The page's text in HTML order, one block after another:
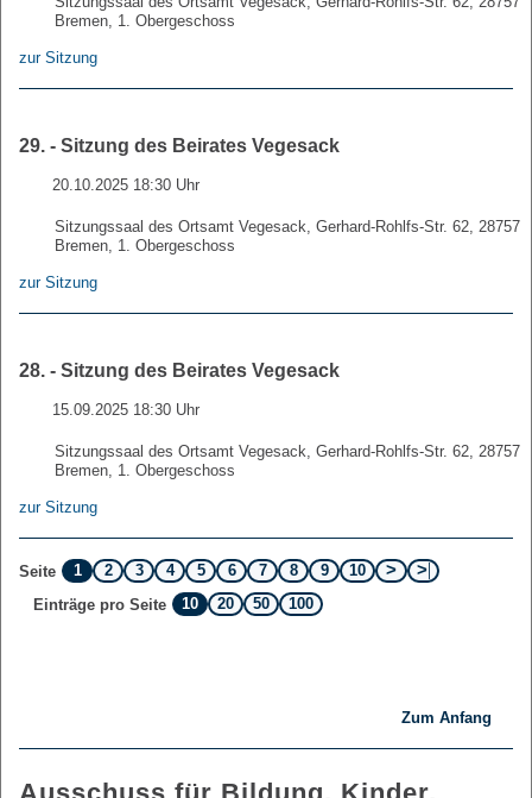
Bremen, 1. Obergeschoss
zur Sitzung
29. - Sitzung des Beirates Vegesack
20.10.2025 18:30 Uhr
Sitzungssaal des Ortsamt Vegesack, Gerhard-Rohlfs-Str. 62, 28757
Bremen, 1. Obergeschoss
zur Sitzung
28. - Sitzung des Beirates Vegesack
15.09.2025 18:30 Uhr
Sitzungssaal des Ortsamt Vegesack, Gerhard-Rohlfs-Str. 62, 28757
Bremen, 1. Obergeschoss
zur Sitzung
Seite 1 2 3 4 5 6 7 8 9
10
Einträge pro Seite
10 20 50 100
Zum Anfang